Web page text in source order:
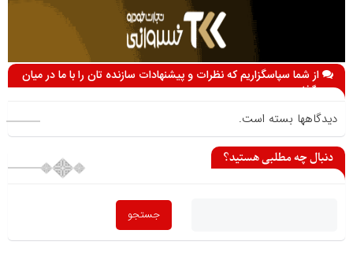
از شما سپاسگزاریم که نظرات و پیشنهادات سازنده تان را با ما در میان
می گذارید
دیدگاهها بسته است.
دنبال چه مطلبی هستید؟